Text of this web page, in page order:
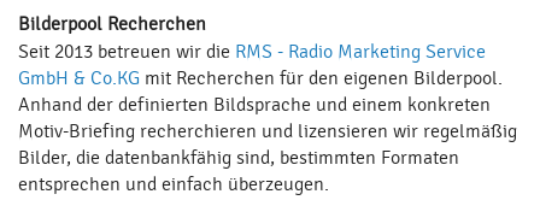
Bilderpool Recherchen
Seit 2013 betreuen wir die RMS - Radio Marketing Service
GmbH & Co.KG mit Recherchen für den eigenen Bilderpool.
Anhand der definierten Bildsprache und einem konkreten
Motiv-Briefing recherchieren und lizensieren wir regelmäßig
Bilder, die datenbankfähig sind, bestimmten Formaten
entsprechen und einfach überzeugen.